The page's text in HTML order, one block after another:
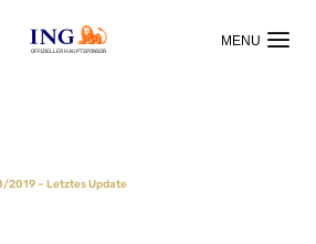
OFFIZIELLER HAUPTSPONSOR
2019 – Letztes Update